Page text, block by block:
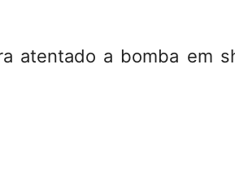
atentado a bomba em